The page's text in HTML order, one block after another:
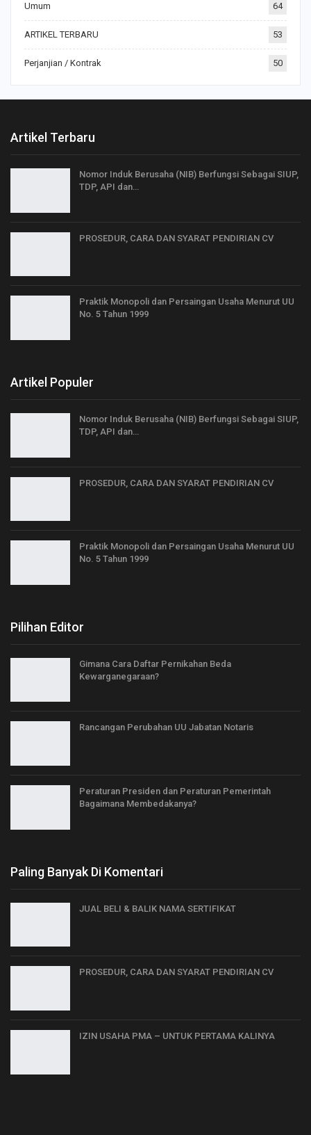
Umum 64
ARTIKEL TERBARU 53
Perjanjian / Kontrak 50
Artikel Terbaru
Nomor Induk Berusaha (NIB) Berfungsi Sebagai SIUP,
TDP, API dan…
PROSEDUR, CARA DAN SYARAT PENDIRIAN CV
Praktik Monopoli dan Persaingan Usaha Menurut UU
No. 5 Tahun 1999
Artikel Populer
Nomor Induk Berusaha (NIB) Berfungsi Sebagai SIUP,
TDP, API dan…
PROSEDUR, CARA DAN SYARAT PENDIRIAN CV
Praktik Monopoli dan Persaingan Usaha Menurut UU
No. 5 Tahun 1999
Pilihan Editor
Gimana Cara Daftar Pernikahan Beda
Kewarganegaraan?
Rancangan Perubahan UU Jabatan Notaris
Peraturan Presiden dan Peraturan Pemerintah
Bagaimana Membedakanya?
Paling Banyak Di Komentari
JUAL BELI & BALIK NAMA SERTIFIKAT
PROSEDUR, CARA DAN SYARAT PENDIRIAN CV
IZIN USAHA PMA – UNTUK PERTAMA KALINYA